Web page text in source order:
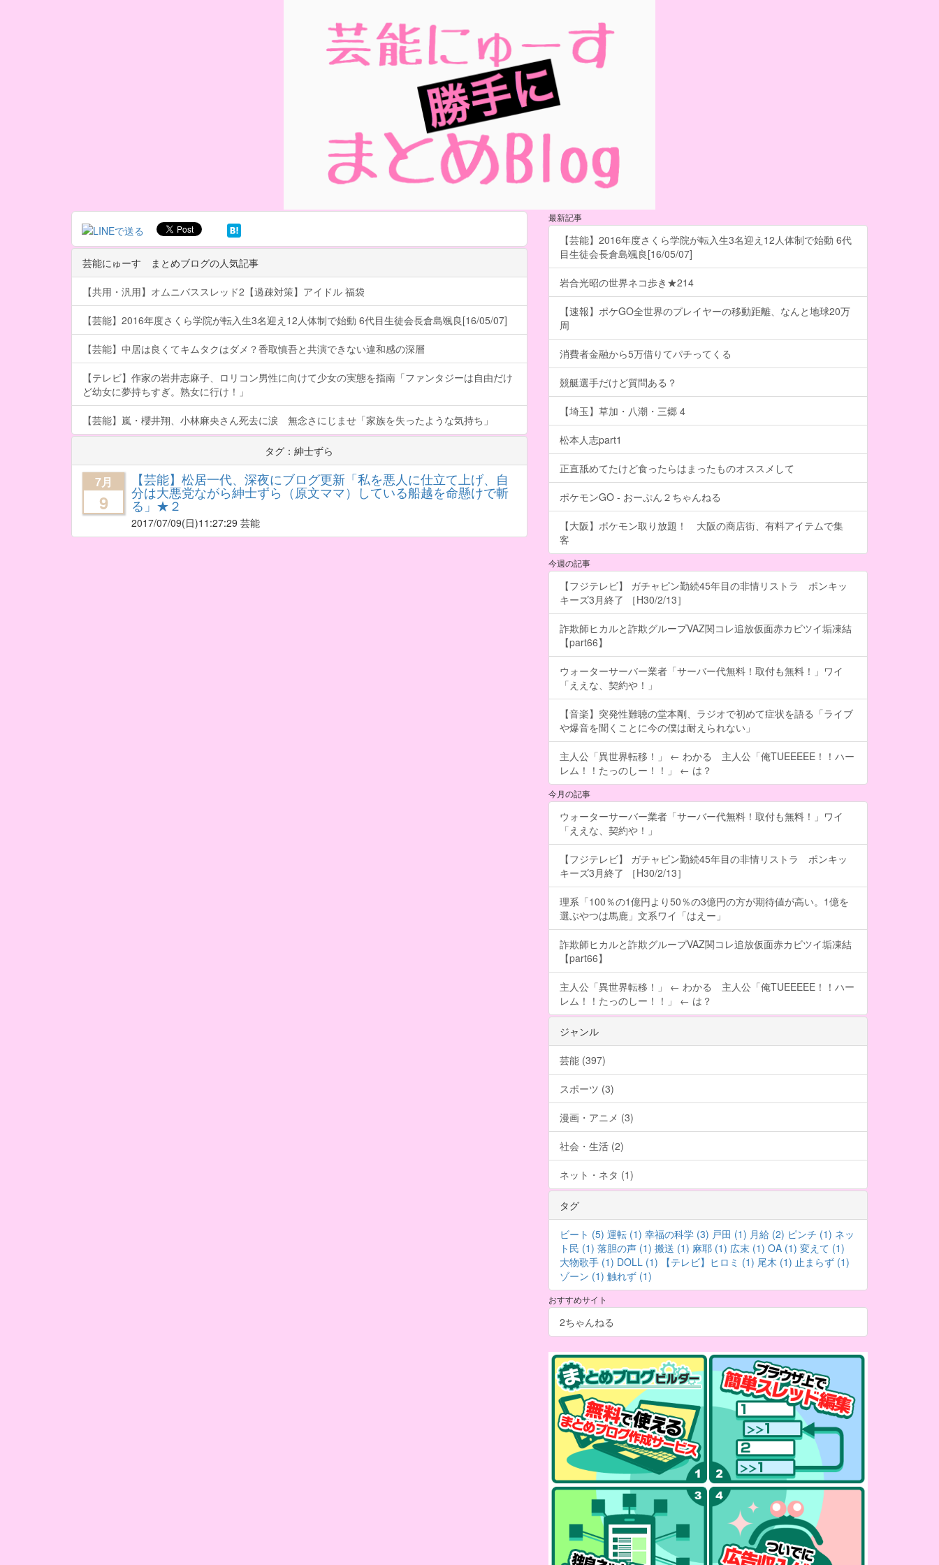
芸能にゅーす まとめブログの人気記事
【共用・汎用】オムニバススレッド2【過疎対策】アイドル 福袋
【芸能】2016年度さくら学院が転入生3名迎え12人体制で始動 6代目生徒会長倉島颯良[16/05/07]
【芸能】中居は良くてキムタクはダメ？香取慎吾と共演できない違和感の深層
【テレビ】作家の岩井志麻子、ロリコン男性に向けて少女の実態を指南「ファンタジーは自由だけ
ど幼女に夢持ちすぎ。熟女に行け！」
【芸能】嵐・櫻井翔、小林麻央さん死去に涙 無念さにじませ「家族を失ったような気持ち」
タグ：紳士ずら
7月
9
【芸能】松居一代、深夜にブログ更新「私を悪人に仕立て上げ、自
分は大悪党ながら紳士ずら（原文ママ）している船越を命懸けで斬
る」★２
2017/07/09(日)11:27:29 芸能
最新記事
【芸能】2016年度さくら学院が転入生3名迎え12人体制で始動 6代
目生徒会長倉島颯良[16/05/07]
岩合光昭の世界ネコ歩き★214
【速報】ポケGO全世界のプレイヤーの移動距離、なんと地球20万
周
消費者金融から5万借りてパチってくる
競艇選手だけど質問ある？
【埼玉】草加・八潮・三郷 4
松本人志part1
正直舐めてたけど食ったらはまったものオススメして
ポケモンGO - おーぷん２ちゃんねる
【大阪】ポケモン取り放題！ 大阪の商店街、有料アイテムで集
客
今週の記事
【フジテレビ】 ガチャピン勤続45年目の非情リストラ ポンキッ
キーズ3月終了 ［H30/2/13］
詐欺師ヒカルと詐欺グループVAZ関コレ追放仮面赤カビツイ垢凍結
【part66】
ウォーターサーバー業者「サーバー代無料！取付も無料！」ワイ
「ええな、契約や！」
【音楽】突発性難聴の堂本剛、ラジオで初めて症状を語る「ライブ
や爆音を聞くことに今の僕は耐えられない」
主人公「異世界転移！」 ← わかる 主人公「俺TUEEEEE！！ハー
レム！！たっのしー！！」 ← は？
今月の記事
ウォーターサーバー業者「サーバー代無料！取付も無料！」ワイ
「ええな、契約や！」
【フジテレビ】 ガチャピン勤続45年目の非情リストラ ポンキッ
キーズ3月終了 ［H30/2/13］
理系「100％の1億円より50％の3億円の方が期待値が高い。1億を
選ぶやつは馬鹿」文系ワイ「はえー」
詐欺師ヒカルと詐欺グループVAZ関コレ追放仮面赤カビツイ垢凍結
【part66】
主人公「異世界転移！」 ← わかる 主人公「俺TUEEEEE！！ハー
レム！！たっのしー！！」 ← は？
ジャンル
芸能 (397)
スポーツ (3)
漫画・アニメ (3)
社会・生活 (2)
ネット・ネタ (1)
タグ
ビート (5) 運転 (1) 幸福の科学 (3) 戸田 (1) 月給 (2) ピンチ (1) ネッ
ト民 (1) 落胆の声 (1) 搬送 (1) 麻耶 (1) 広末 (1) OA (1) 変えて (1)
大物歌手 (1) DOLL (1) 【テレビ】ヒロミ (1) 尾木 (1) 止まらず (1)
ゾーン (1) 触れず (1)
おすすめサイト
2ちゃんねる